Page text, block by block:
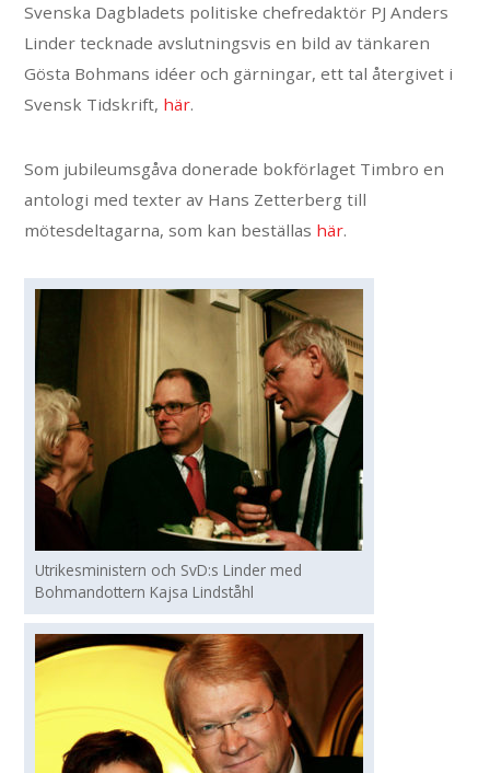
Svenska Dagbladets politiske chefredaktör PJ Anders
Linder tecknade avslutningsvis en bild av tänkaren
Gösta Bohmans idéer och gärningar, ett tal återgivet i
Svensk Tidskrift, här.
Som jubileumsgåva donerade bokförlaget Timbro en
antologi med texter av Hans Zetterberg till
mötesdeltagarna, som kan beställas här.
Utrikesministern och SvD:s Linder med
Bohmandottern Kajsa Lindståhl